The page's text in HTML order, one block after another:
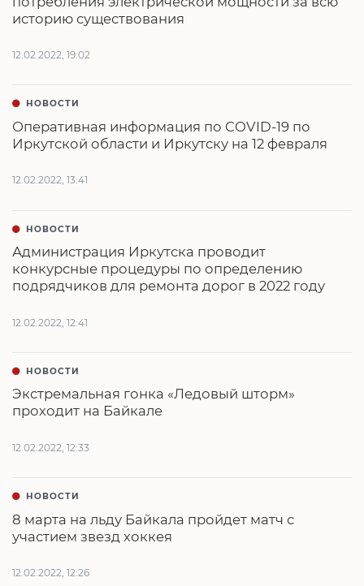
историю существования
12.02.2022, 19:02
НОВОСТИ
Оперативная информация по COVID-19 по
Иркутской области и Иркутску на 12 февраля
12.02.2022, 13:41
НОВОСТИ
Администрация Иркутска проводит
конкурсные процедуры по определению
подрядчиков для ремонта дорог в 2022 году
12.02.2022, 12:41
НОВОСТИ
Экстремальная гонка «Ледовый шторм»
проходит на Байкале
12.02.2022, 12:33
НОВОСТИ
8 марта на льду Байкала пройдет матч с
участием звезд хоккея
12.02.2022, 12:26